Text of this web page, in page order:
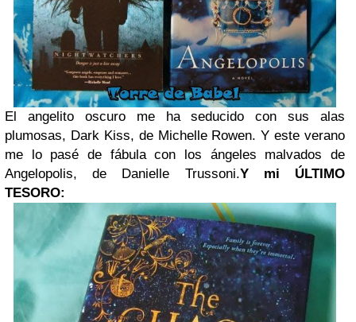
El angelito oscuro me ha seducido con sus alas
plumosas, Dark Kiss, de Michelle Rowen. Y este verano
me lo pasé de fábula con los ángeles malvados de
Angelopolis, de Danielle Trussoni.Y mi ÚLTIMO
TESORO: